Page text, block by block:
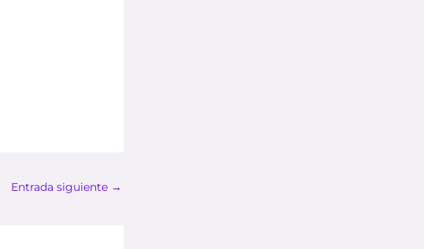
Entrada siguiente →